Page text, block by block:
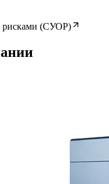
рисками (СУОР)